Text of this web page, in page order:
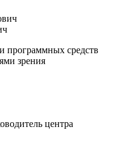
программных средств
зрения
центра